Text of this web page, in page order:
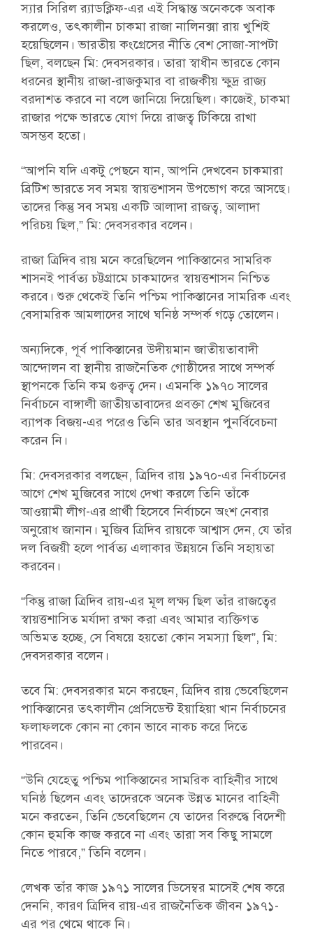
স্যার সিরিল র‍্যাডক্লিফ-এর এই সিদ্ধান্ত অনেককে অবাক
করলেও, তৎকালীন চাকমা রাজা নালিনক্সা রায় খুশিই
হয়েছিলেন। ভারতীয় কংগ্রেসের নীতি বেশ সোজা-সাপটা
ছিল, বলছেন মি: দেবসরকার। তারা স্বাধীন ভারতে কোন
ধরনের স্থানীয় রাজা-রাজকুমার বা রাজকীয় ক্ষুদ্র রাজ্য
বরদাশত করবে না বলে জানিয়ে দিয়েছিল। কাজেই, চাকমা
রাজার পক্ষে ভারতে যোগ দিয়ে রাজত্ব টিকিয়ে রাখা
অসম্ভব হতো।
“আপনি যদি একটু পেছনে যান, আপনি দেখবেন চাকমারা
ব্রিটিশ ভারতে সব সময় স্বায়ত্তশাসন উপভোগ করে আসছে।
তাদের কিন্তু সব সময় একটি আলাদা রাজত্ব, আলাদা
পরিচয় ছিল,” মি: দেবসরকার বলেন।
রাজা ত্রিদিব রায় মনে করেছিলেন পাকিস্তানের সামরিক
শাসনই পার্বত্য চট্টগ্রামে চাকমাদের স্বায়ত্তশাসন নিশ্চিত
করবে। শুরু থেকেই তিনি পশ্চিম পাকিস্তানের সামরিক এবং
বেসামরিক আমলাদের সাথে ঘনিষ্ঠ সম্পর্ক গড়ে তোলেন।
অন্যদিকে, পূর্ব পাকিস্তানের উদীয়মান জাতীয়তাবাদী
আন্দোলন বা স্থানীয় রাজনৈতিক গোষ্ঠীদের সাথে সম্পর্ক
স্থাপনকে তিনি কম গুরুত্ব দেন। এমনকি ১৯৭০ সালের
নির্বাচনে বাঙ্গালী জাতীয়তাবাদের প্রবক্তা শেখ মুজিবের
ব্যাপক বিজয়-এর পরেও তিনি তার অবস্থান পুনর্বিবেচনা
করেন নি।
মি: দেবসরকার বলছেন, ত্রিদিব রায় ১৯৭০-এর নির্বাচনের
আগে শেখ মুজিবের সাথে দেখা করলে তিনি তাঁকে
আওয়ামী লীগ-এর প্রার্থী হিসেবে নির্বাচনে অংশ নেবার
অনুরোধ জানান। মুজিব ত্রিদিব রায়কে আশ্বাস দেন, যে তাঁর
দল বিজয়ী হলে পার্বত্য এলাকার উন্নয়নে তিনি সহায়তা
করবেন।
“কিন্তু রাজা ত্রিদিব রায়-এর মূল লক্ষ্য ছিল তাঁর রাজত্বের
স্বায়ত্তশাসিত মর্যাদা রক্ষা করা এবং আমার ব্যক্তিগত
অভিমত হচ্ছে, সে বিষয়ে হয়তো কোন সমস্যা ছিল”, মি:
দেবসরকার বলেন।
তবে মি: দেবসরকার মনে করছেন, ত্রিদিব রায় ভেবেছিলেন
পাকিস্তানের তৎকালীন প্রেসিডেন্ট ইয়াহিয়া খান নির্বাচনের
ফলাফলকে কোন না কোন ভাবে নাকচ করে দিতে
পারবেন।
“উনি যেহেতু পশ্চিম পাকিস্তানের সামরিক বাহিনীর সাথে
ঘনিষ্ঠ ছিলেন এবং তাদেরকে অনেক উন্নত মানের বাহিনী
মনে করতেন, তিনি ভেবেছিলেন যে তাদের বিরুদ্ধে বিদেশী
কোন হুমকি কাজ করবে না এবং তারা সব কিছু সামলে
নিতে পারবে,” তিনি বলেন।
লেখক তাঁর কাজ ১৯৭১ সালের ডিসেম্বর মাসেই শেষ করে
দেননি, কারণ ত্রিদিব রায়-এর রাজনৈতিক জীবন ১৯৭১-
এর পর থেমে থাকে নি।